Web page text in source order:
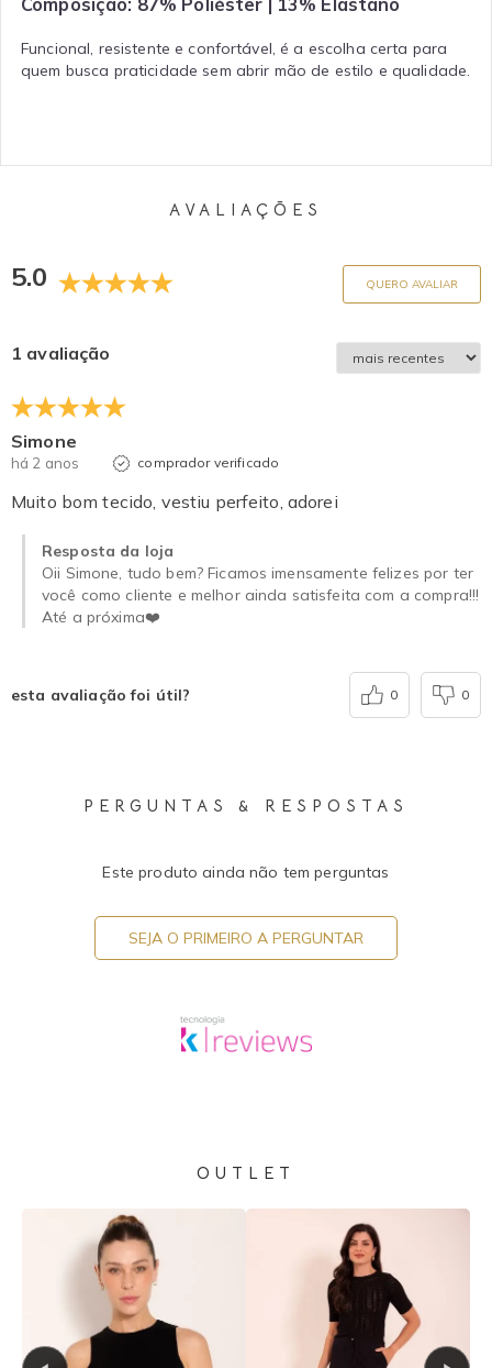
Funcional, resistente e confortável, é a escolha certa para
quem busca praticidade sem abrir mão de estilo e qualidade.
AVALIAÇÕES
5.0 QUERO AVALIAR
1 avaliação
Simone
há 2 anos comprador verificado
Muito bom tecido, vestiu perfeito, adorei
Resposta da loja
Oii Simone, tudo bem? Ficamos imensamente felizes por ter
você como cliente e melhor ainda satisfeita com a compra!!!
Até a próxima❤️
esta avaliação foi útil? 0 0
PERGUNTAS & RESPOSTAS
Este produto ainda não tem perguntas
SEJA O PRIMEIRO A PERGUNTAR
OUTLET